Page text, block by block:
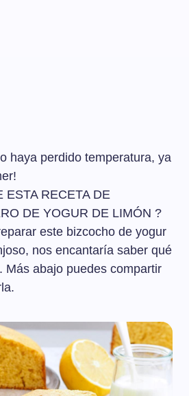
haya perdido temperatura, ya
ESTA RECETA DE
DE YOGUR DE LIMÓN ?
este bizcocho de yogur
nos encantaría saber qué
Más abajo puedes compartir